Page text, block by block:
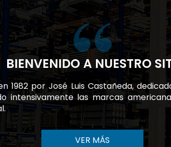
BIENVENIDO A NUESTRO
1982 por José Luis Castañeda,
intensivamente las marcas
VER MÁS